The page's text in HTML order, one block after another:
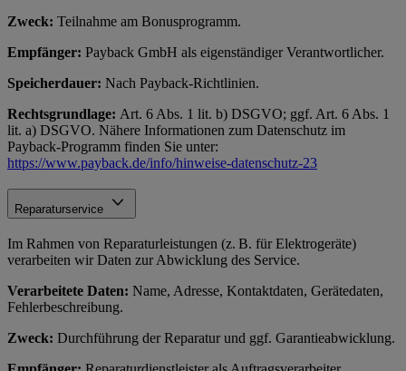
Zweck: Teilnahme am Bonusprogramm.
Empfänger: Payback GmbH als eigenständiger Verantwortlicher.
Speicherdauer: Nach Payback-Richtlinien.
Rechtsgrundlage: Art. 6 Abs. 1 lit. b) DSGVO; ggf. Art. 6 Abs. 1
lit. a) DSGVO. Nähere Informationen zum Datenschutz im
Payback-Programm finden Sie unter:
https://www.payback.de/info/hinweise-datenschutz-23
Reparaturservice
Im Rahmen von Reparaturleistungen (z. B. für Elektrogeräte)
verarbeiten wir Daten zur Abwicklung des Service.
Verarbeitete Daten: Name, Adresse, Kontaktdaten, Gerätedaten,
Fehlerbeschreibung.
Zweck: Durchführung der Reparatur und ggf. Garantieabwicklung.